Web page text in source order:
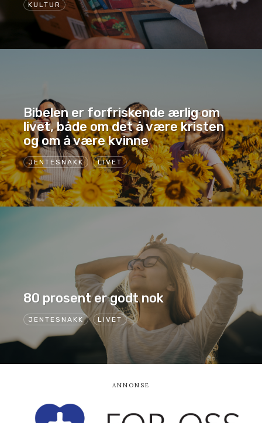
KULTUR
JENTESNAKK LIVET
Bibelen er forfriskende ærlig om
livet, både om det å være kristen
og om å være kvinne
JENTESNAKK LIVET
80 prosent er godt nok